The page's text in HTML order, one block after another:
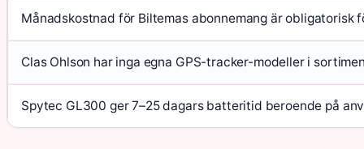
Månadskostnad för Biltemas abonnemang är obligatorisk
Clas Ohlson har inga egna GPS-tracker-modeller i
Spytec GL300 ger 7–25 dagars batteritid beroende på